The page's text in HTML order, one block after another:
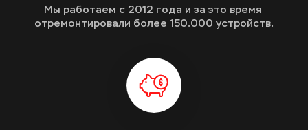
Мы работаем с 2012 года и за это время
отремонтировали более 150.000 устройств.